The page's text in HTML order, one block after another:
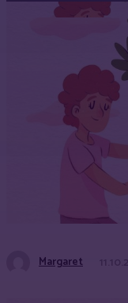
Margaret